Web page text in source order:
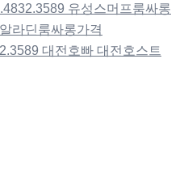
유성스머프룸싸롱
라딘룸싸롱가격
대전호빠 대전호스트